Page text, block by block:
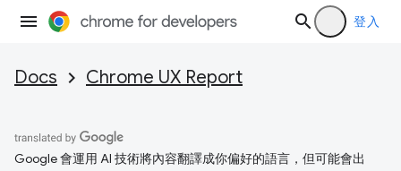
登入
Docs Chrome UX Report
Google 會運用 AI 技術將內容翻譯成你偏好的語言，但可能會出